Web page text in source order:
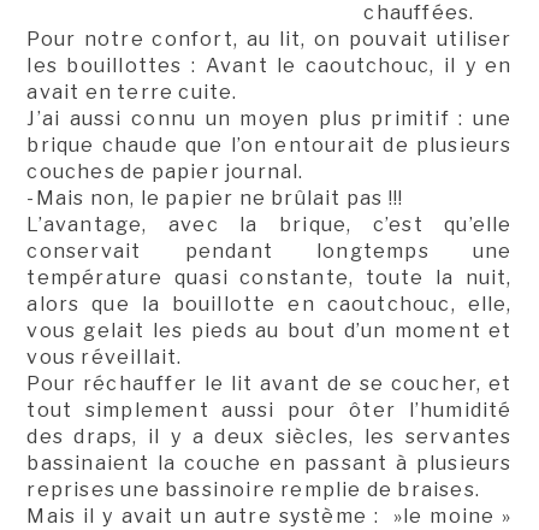
chauffées.
Pour notre confort, au lit, on pouvait utiliser
les bouillottes : Avant le caoutchouc, il y en
avait en terre cuite.
J’ai aussi connu un moyen plus primitif : une
brique chaude que l’on entourait de plusieurs
couches de papier journal.
-Mais non, le papier ne brûlait pas !!!
L’avantage, avec la brique, c’est qu’elle
conservait pendant longtemps une
température quasi constante, toute la nuit,
alors que la bouillotte en caoutchouc, elle,
vous gelait les pieds au bout d’un moment et
vous réveillait.
Pour réchauffer le lit avant de se coucher, et
tout simplement aussi pour ôter l’humidité
des draps, il y a deux siècles, les servantes
bassinaient la couche en passant à plusieurs
reprises une bassinoire remplie de braises.
Mais il y avait un autre système : »le moine »